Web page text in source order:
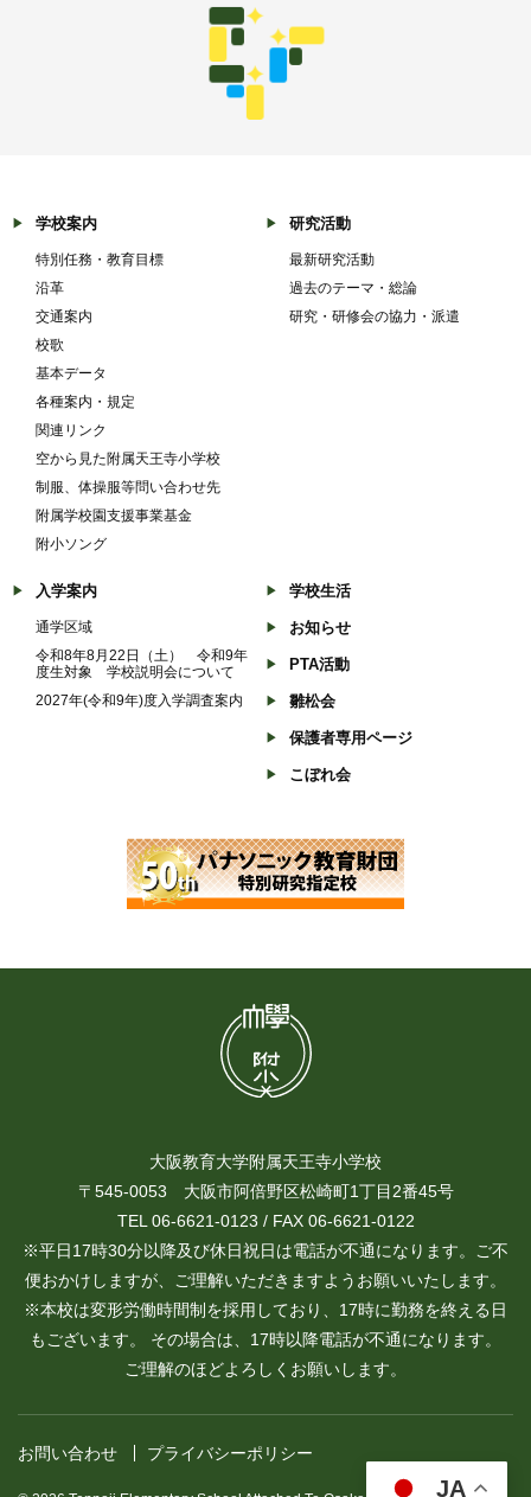
学校案内
特別任務・教育目標
沿革
交通案内
校歌
基本データ
各種案内・規定
関連リンク
空から見た附属天王寺小学校
制服、体操服等問い合わせ先
附属学校園支援事業基金
附小ソング
研究活動
最新研究活動
過去のテーマ・総論
研究・研修会の協力・派遣
入学案内
通学区域
令和8年8月22日（土） 令和9年
度生対象 学校説明会について
2027年(令和9年)度入学調査案内
学校生活
お知らせ
PTA活動
雛松会
保護者専用ページ
こぼれ会
大阪教育大学附属天王寺小学校
〒545-0053 大阪市阿倍野区松崎町1丁目2番45号
TEL 06-6621-0123 / FAX 06-6621-0122
※平日17時30分以降及び休日祝日は電話が不通になります。ご不
便おかけしますが、ご理解いただきますようお願いいたします。
※本校は変形労働時間制を採用しており、17時に勤務を終える日
もございます。 その場合は、17時以降電話が不通になります。
ご理解のほどよろしくお願いします。
お問い合わせ プライバシーポリシー
JA